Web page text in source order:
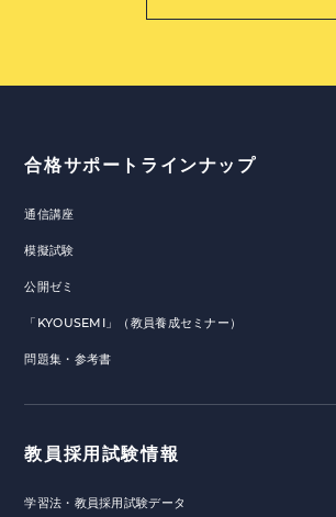
合格サポートラインナップ
通信講座
模擬試験
公開ゼミ
「KYOUSEMI」（教員養成セミナー）
問題集・参考書
教員採用試験情報
学習法・教員採用試験データ